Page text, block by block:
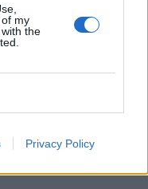
my
the
Privacy Policy